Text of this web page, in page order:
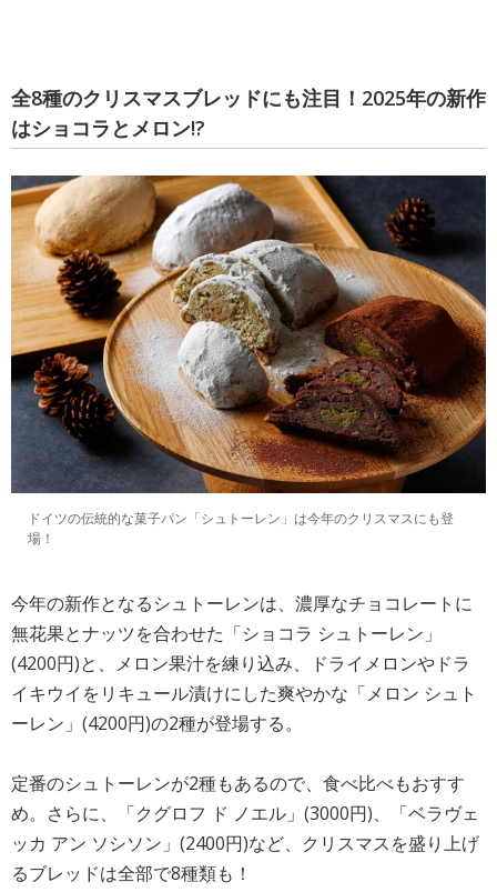
全8種のクリスマスブレッドにも注目！2025年の新作
はショコラとメロン!?
ドイツの伝統的な菓子パン「シュトーレン」は今年のクリスマスにも登
場！
今年の新作となるシュトーレンは、濃厚なチョコレートに
無花果とナッツを合わせた「ショコラ シュトーレン」
(4200円)と、メロン果汁を練り込み、ドライメロンやドラ
イキウイをリキュール漬けにした爽やかな「メロン シュト
ーレン」(4200円)の2種が登場する。
定番のシュトーレンが2種もあるので、食べ比べもおすす
め。さらに、「クグロフ ド ノエル」(3000円)、「ベラヴェ
ッカ アン ソシソン」(2400円)など、クリスマスを盛り上げ
るブレッドは全部で8種類も！